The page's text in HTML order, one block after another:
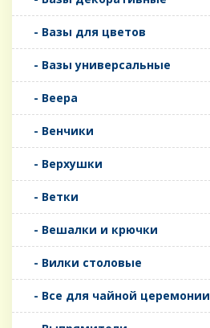
- Вазы для цветов
- Вазы универсальные
- Веера
- Венчики
- Верхушки
- Ветки
- Вешалки и крючки
- Вилки столовые
- Все для чайной церемонии